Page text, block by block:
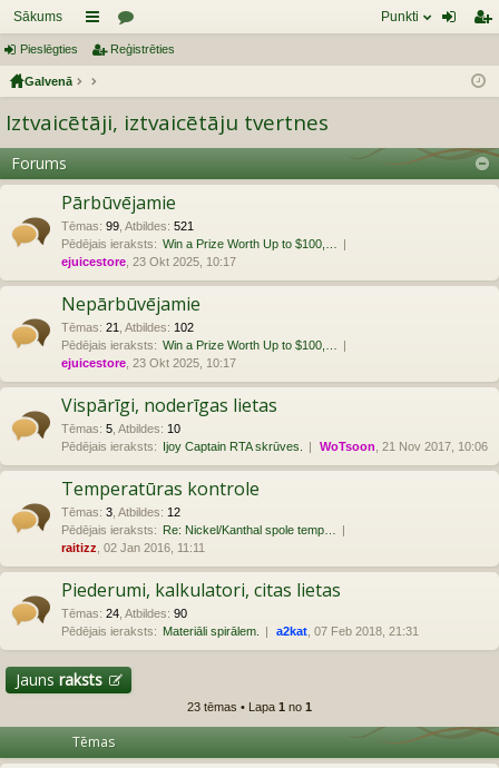
Sākums
aī
sn
es
or
mi
Punkti
tie
s
ist
ie
s
Pieslēgties Reģistrēties
Galvenā
Iztvaicētāji, iztvaicētāju tvertnes
Forums
Pārbūvējamie
Tēmas: 99 Atbildes: 521
Pēdējais ieraksts: Win a Prize Worth Up to $100,…
ejuicestore , 23 Okt 2025, 10:17
Nepārbūvējamie
Tēmas: 21 Atbildes: 102
Pēdējais ieraksts: Win a Prize Worth Up to $100,…
ejuicestore , 23 Okt 2025, 10:17
Vispārīgi, noderīgas lietas
Tēmas: 5 Atbildes: 10
Pēdējais ieraksts: Ijoy Captain RTA skrūves. WoTsoon , 21 Nov 2017, 10:06
Temperatūras kontrole
Tēmas: 3 Atbildes: 12
Pēdējais ieraksts: Re: Nickel/Kanthal spole temp…
raitizz , 02 Jan 2016, 11:11
Piederumi, kalkulatori, citas lietas
Tēmas: 24 Atbildes: 90
Pēdējais ieraksts: Materiāli spirālem. a2kat , 07 Feb 2018, 21:31
Jauns raksts
23 tēmas • Lapa 1 no 1
Tēmas